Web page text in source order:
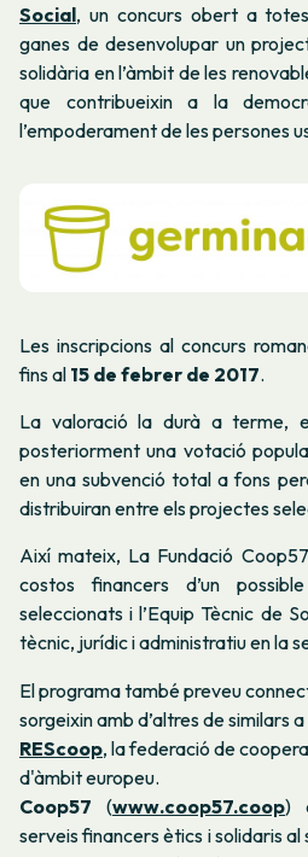
Social, un concurs obert a
ganes de desenvolupar un
solidària en l’àmbit de les
que contribueixin a la
l’empoderament de les persones
Les inscripcions al concurs
fins al 15 de febrer de 2017.
La valoració la durà a terme,
posteriorment una votació
en una subvenció total a fons
distribuiran entre els projectes
Així mateix, La Fundació
costos financers d’un
seleccionats i l’Equip Tècnic de
tècnic, jurídic i administratiu en la
El programa també preveu
sorgeixin amb d’altres de similars
REScoop, la federació de
d'àmbit europeu.
Coop57 (www.coop57.coop)
serveis financers ètics i solidaris